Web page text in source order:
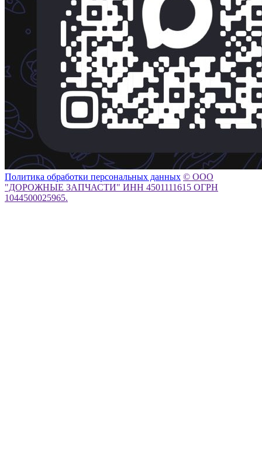
Политика обработки персональных данных © ООО
"ДОРОЖНЫЕ ЗАПЧАСТИ" ИНН 4501111615 ОГРН
1044500025965.